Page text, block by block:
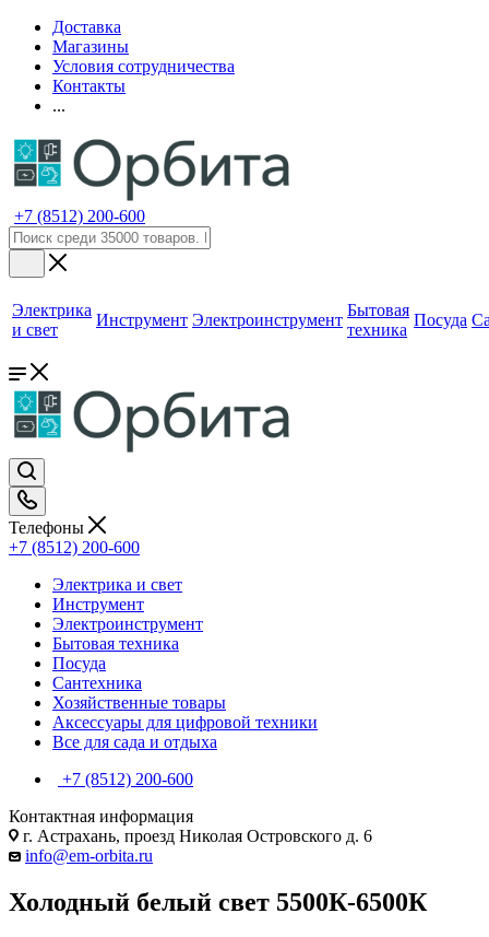
Доставка
Магазины
Условия сотрудничества
Контакты
...
+7 (8512) 200-600
Электрика
и свет
Инструмент Электроинструмент
Бытовая
техника
Посуда
Телефоны
+7 (8512) 200-600
Электрика и свет
Инструмент
Электроинструмент
Бытовая техника
Посуда
Сантехника
Хозяйственные товары
Аксессуары для цифровой техники
Все для сада и отдыха
+7 (8512) 200-600
Контактная информация
г. Астрахань, проезд Николая Островского д. 6
info@em-orbita.ru
Холодный белый свет 5500К-6500К